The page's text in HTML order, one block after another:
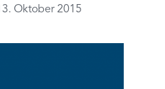
Oktober 2015